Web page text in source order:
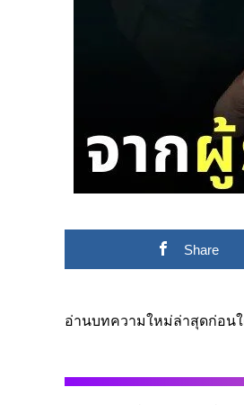
Share
อ่านบทความใหม่ล่าสุดก่อนใ